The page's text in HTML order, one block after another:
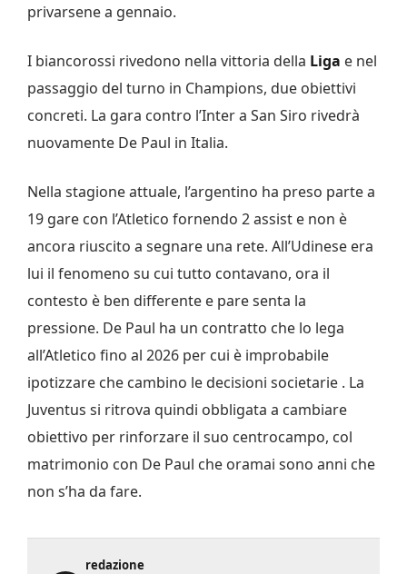
privarsene a gennaio.
I biancorossi rivedono nella vittoria della Liga e nel
passaggio del turno in Champions, due obiettivi
concreti. La gara contro l’Inter a San Siro rivedrà
nuovamente De Paul in Italia.
Nella stagione attuale, l’argentino ha preso parte a
19 gare con l’Atletico fornendo 2 assist e non è
ancora riuscito a segnare una rete. All’Udinese era
lui il fenomeno su cui tutto contavano, ora il
contesto è ben differente e pare senta la
pressione. De Paul ha un contratto che lo lega
all’Atletico fino al 2026 per cui è improbabile
ipotizzare che cambino le decisioni societarie . La
Juventus si ritrova quindi obbligata a cambiare
obiettivo per rinforzare il suo centrocampo, col
matrimonio con De Paul che oramai sono anni che
non s’ha da fare.
redazione